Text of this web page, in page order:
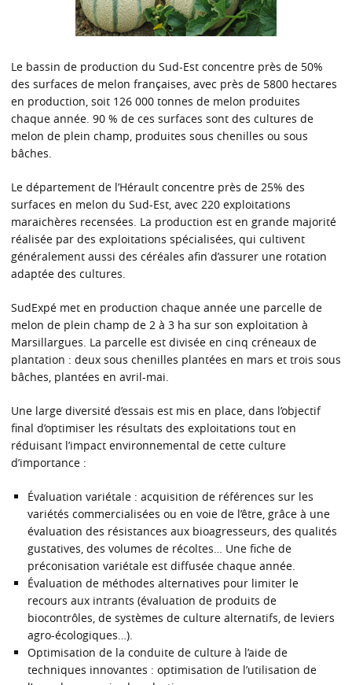
Le bassin de production du Sud-Est concentre près de 50%
des surfaces de melon françaises, avec près de 5800 hectares
en production, soit 126 000 tonnes de melon produites
chaque année. 90 % de ces surfaces sont des cultures de
melon de plein champ, produites sous chenilles ou sous
bâches.
Le département de l’Hérault concentre près de 25% des
surfaces en melon du Sud-Est, avec 220 exploitations
maraichères recensées. La production est en grande majorité
réalisée par des exploitations spécialisées, qui cultivent
généralement aussi des céréales afin d’assurer une rotation
adaptée des cultures.
SudExpé met en production chaque année une parcelle de
melon de plein champ de 2 à 3 ha sur son exploitation à
Marsillargues. La parcelle est divisée en cinq créneaux de
plantation : deux sous chenilles plantées en mars et trois sous
bâches, plantées en avril-mai.
Une large diversité d’essais est mis en place, dans l’objectif
final d’optimiser les résultats des exploitations tout en
réduisant l’impact environnemental de cette culture
d’importance :
Évaluation variétale : acquisition de références sur les
variétés commercialisées ou en voie de l’être, grâce à une
évaluation des résistances aux bioagresseurs, des qualités
gustatives, des volumes de récoltes… Une fiche de
préconisation variétale est diffusée chaque année.
Évaluation de méthodes alternatives pour limiter le
recours aux intrants (évaluation de produits de
biocontrôles, de systèmes de culture alternatifs, de leviers
agro-écologiques…).
Optimisation de la conduite de culture à l’aide de
techniques innovantes : optimisation de l’utilisation de